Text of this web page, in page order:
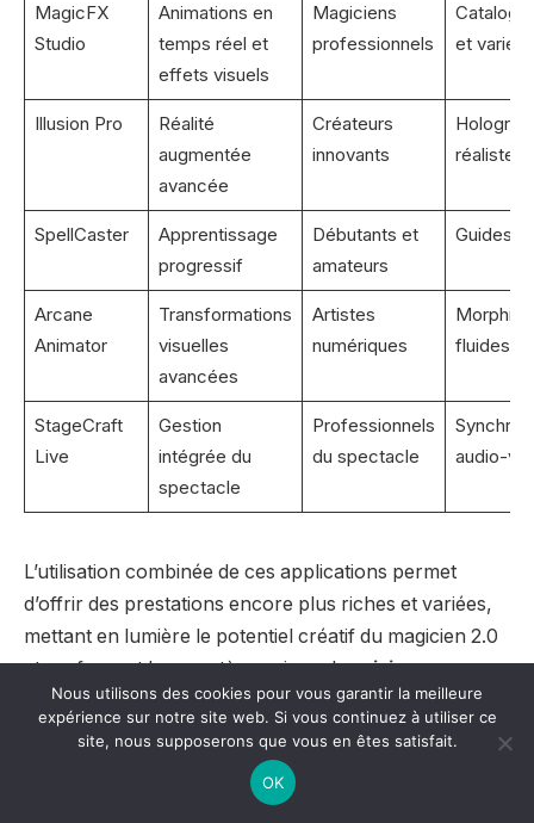
MagicFX
Studio
Animations en
temps réel et
effets visuels
Magiciens
professionnels
et varié
Illusion Pro
Réalité
augmentée
avancée
Créateurs
innovants
réalistes
SpellCaster
Apprentissage
progressif
Débutants et
amateurs
Guides
Arcane
Animator
Transformations
visuelles
avancées
Artistes
numériques
fluides
StageCraft
Live
Gestion
intégrée du
spectacle
Professionnels
du spectacle
audio-
L’utilisation combinée de ces applications permet
d’offrir des prestations encore plus riches et variées,
mettant en lumière le potentiel créatif du magicien 2.0
et renforçant le caractère unique desvisions
magiquesproposées au public.
Le rôle des réseaux sociaux dans
Nous utilisons des cookies pour vous garantir la meilleure
expérience sur notre site web. Si vous continuez à utiliser ce
site, nous supposerons que vous en êtes satisfait.
OK